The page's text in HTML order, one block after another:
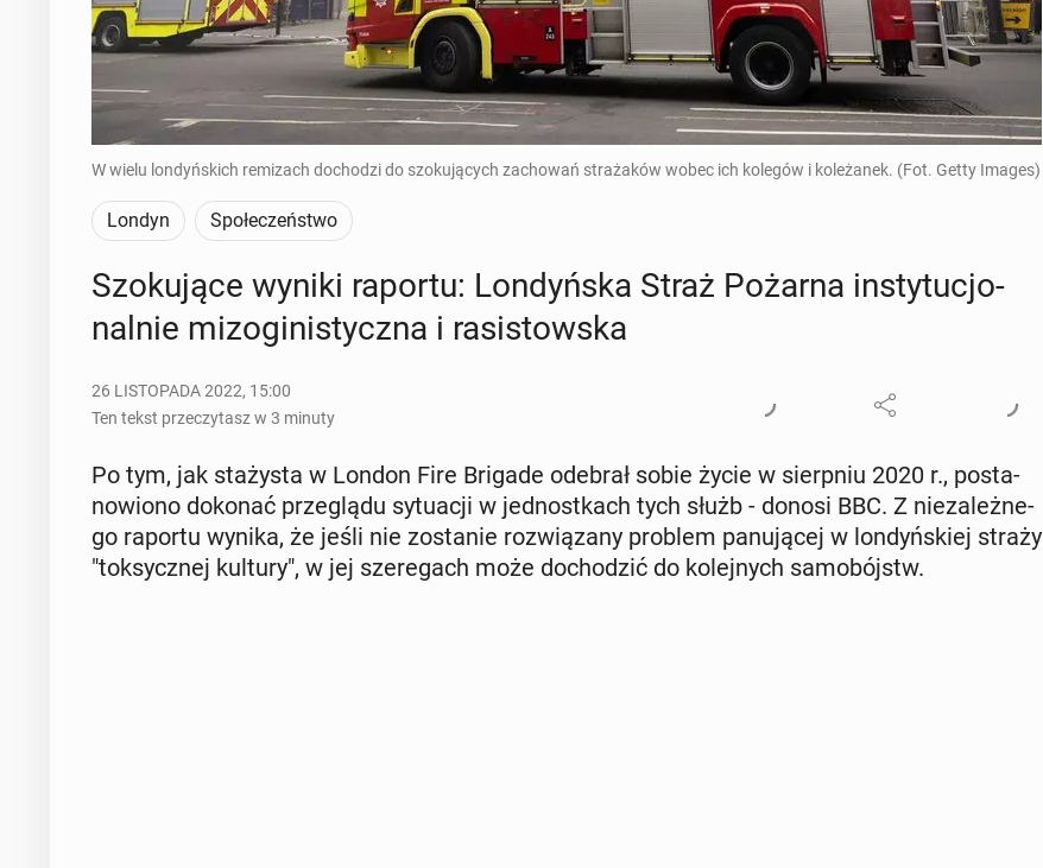
W wielu londyńskich remizach dochodzi do szokujących zachowań strażaków wobec ich kolegów i koleżanek. (Fot. Getty Images)
Londyn Społeczeństwo
Szo­ku­ją­ce wyniki raportu: Lon­dyń­ska Straż Pożarna in­sty­tu­cjo­
nal­nie mi­zo­gi­ni­stycz­na i ra­si­stow­ska
26 LISTOPADA 2022, 15:00
Ten tekst przeczytasz w 3 minuty
Po tym, jak sta­ży­sta w London Fire Brigade odebrał sobie życie w sierp­niu 2020 r., po­sta­
no­wio­no dokonać prze­glą­du sy­tu­acji w jed­nost­kach tych służb - donosi BBC. Z nie­za­leż­ne­
go raportu wynika, że jeśli nie zo­sta­nie roz­wią­za­ny problem pa­nu­ją­cej w lon­dyń­skiej straży
"tok­sycz­nej kultury", w jej sze­re­gach może do­cho­dzić do ko­lej­nych sa­mo­bójstw.